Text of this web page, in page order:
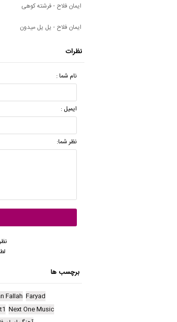
ایمان فلاح - فرشته کوهی
ایمان فلاح - یل یل میدون
نظرات
نام شما :
ایمیل :
نظر شما:
برچسب ها
Faryad
Fallah
Next One Music